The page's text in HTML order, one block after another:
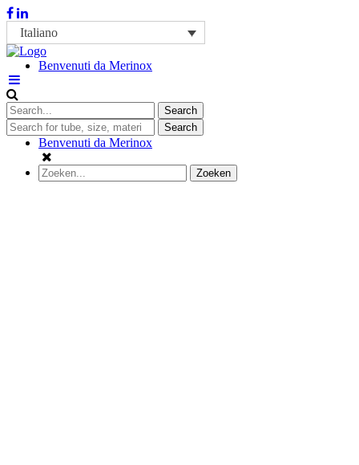
Italiano
Benvenuti da Merinox
Benvenuti da Merinox